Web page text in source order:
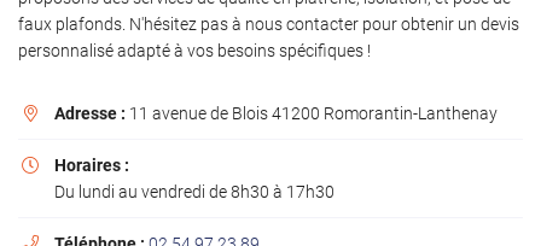
l'adresse email indiqué ci-dessus. Vous pouvez vous désinscrire à tout moment en
utilisantle formulaire de désinscription .
faux plafonds. N'hésitez pas à nous contacter pour obtenir un devis
personnalisé adapté à vos besoins spécifiques !
 Adresse : 11 avenue de Blois 41200 Romorantin-Lanthenay

Horaires :
Du lundi au vendredi de 8h30 à 17h30